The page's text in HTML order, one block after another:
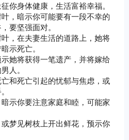
你身体健康，生活富裕幸福。
，暗示你可能要有一段不幸的
要坚强面对。
，在夫妻生活的道路上，她将
示死亡。
她将获得一笔遗产，并将嫁给
人。
和死亡引起的忧郁与焦虑，或
示你要注意家庭和睦，可能家
梦见树枝上开出鲜花，预示你